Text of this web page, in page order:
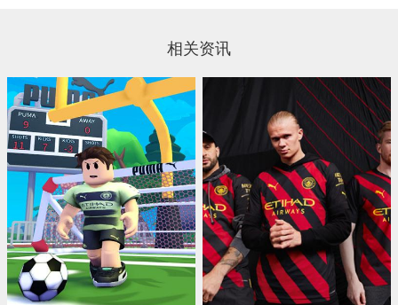
相关资讯